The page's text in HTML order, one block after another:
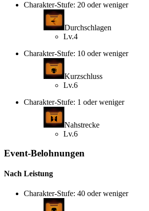
Charakter-Stufe: 20 oder weniger
Durchschlagen
Lv.4
Charakter-Stufe: 10 oder weniger
Kurzschluss
Lv.6
Charakter-Stufe: 1 oder weniger
Nahstrecke
Lv.6
Event-Belohnungen
Nach Leistung
Charakter-Stufe: 40 oder weniger